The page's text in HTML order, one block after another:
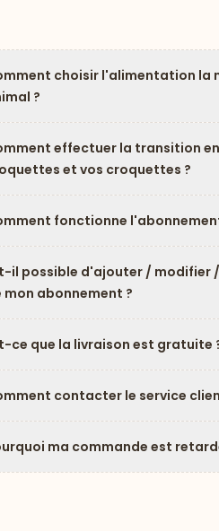
choisir l'alimentation la
?
effectuer la transition
et vos croquettes ?
fonctionne
il possible d'ajouter / modifier
mon abonnement ?
ce que la livraison est gratuite
contacter le service
ma commande est